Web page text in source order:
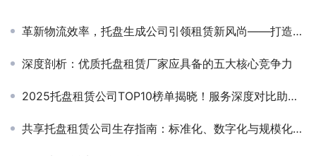
革新物流效率，托盘生成公司引领租赁新风尚——打造绿色、高效的供应链解决方案
深度剖析：优质托盘租赁厂家应具备的五大核心竞争力
2025托盘租赁公司TOP10榜单揭晓！服务深度对比助您精准选型
共享托盘租赁公司生存指南：标准化、数字化与规模化的三重突围